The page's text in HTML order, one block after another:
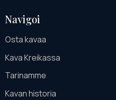
Navigoi
Osta kavaa
Kava Kreikassa
Tarinamme
Kavan historia